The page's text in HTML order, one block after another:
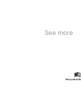
See more